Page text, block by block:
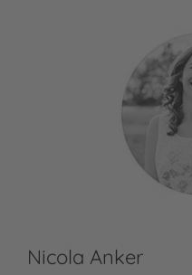
Nicola Anker